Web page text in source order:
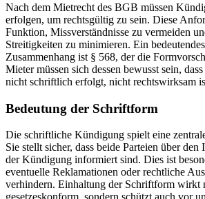
Nach dem Mietrecht des BGB müssen
erfolgen, um rechtsgültig zu sein. Diese
Funktion, Missverständnisse zu vermeiden
Streitigkeiten zu minimieren. Ein
Zusammenhang ist § 568, der die
Mieter müssen sich dessen bewusst sein,
nicht schriftlich erfolgt, nicht rechtswirksam
Bedeutung der Schriftform
Die schriftliche Kündigung spielt eine
Sie stellt sicher, dass beide Parteien über
der Kündigung informiert sind. Dies ist
eventuelle Reklamationen oder rechtliche
verhindern. Einhaltung der Schriftform wirkt